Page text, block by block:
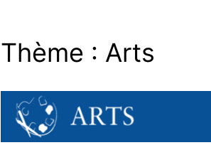
Thème : Arts